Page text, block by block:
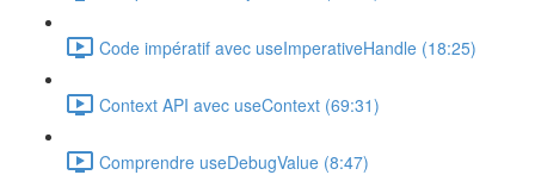
Code impératif avec useImperativeHandle (18:25)
Context API avec useContext (69:31)
Comprendre useDebugValue (8:47)